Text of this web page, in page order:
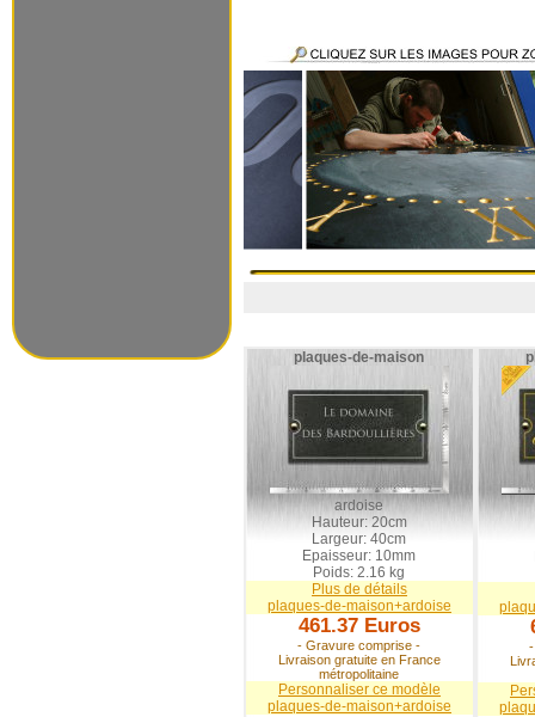
plaques-de-maison
ardoise
Hauteur: 20cm
Largeur: 40cm
Epaisseur: 10mm
Poids: 2.16 kg
Plus de détails
plaques-de-maison+ardoise
461.37 Euros
- Gravure comprise -
Livraison gratuite en France
métropolitaine
Personnaliser ce modèle
plaques-de-maison+ardoise